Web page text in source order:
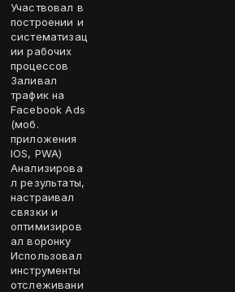
Участвовал в
построении и
систематизац
ии рабочих
процессов
Заливал
трафик на
Facebook Ads
(моб.
приложения
IOS, PWA)
Анализирова
л результаты,
настраивал
связки и
оптимизиров
ал воронку
Использовал
инструменты
отслеживани